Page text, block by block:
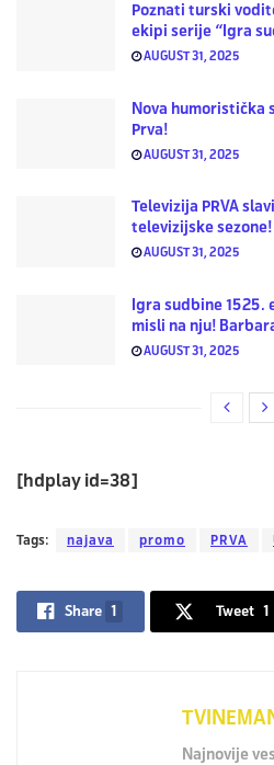
Poznati turski
ekipi serije “Igra
AUGUST 31, 2025
Nova humoristička
Prva!
AUGUST 31, 2025
Televizija PRVA
televizijske sezone!
AUGUST 31, 2025
Igra sudbine 1525.
misli na nju!
AUGUST 31, 2025
[hdplay id=38]
Tags: najava promo PRVA
Share 1 Tweet 1
Najnovije